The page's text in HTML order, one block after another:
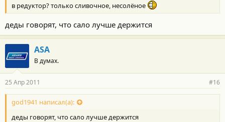
в редуктор? только сливочное, несолёное
деды говорят, что сало лучше держится
ASA
В думах.
25 Апр 2011 #16
god1941 написал(а):
деды говорят, что сало лучше держится